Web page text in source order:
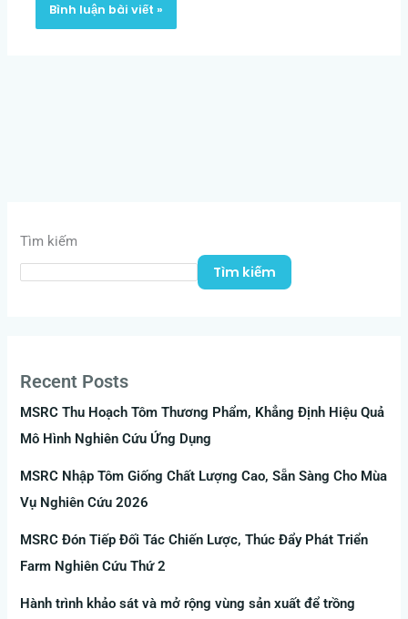
Tìm kiếm
Tìm kiếm
Recent Posts
MSRC Thu Hoạch Tôm Thương Phẩm, Khẳng Định Hiệu Quả
Mô Hình Nghiên Cứu Ứng Dụng
MSRC Nhập Tôm Giống Chất Lượng Cao, Sẵn Sàng Cho Mùa
Vụ Nghiên Cứu 2026
MSRC Đón Tiếp Đối Tác Chiến Lược, Thúc Đẩy Phát Triển
Farm Nghiên Cứu Thứ 2
Hành trình khảo sát và mở rộng vùng sản xuất để trồng